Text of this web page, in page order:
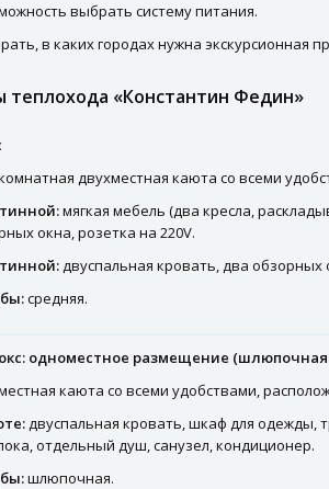
выбрать систему питания.
в каких городах нужна экскурсионная
теплохода «Константин Федин»
двухместная каюта со всеми
мягкая мебель (два кресла,
окна, розетка на 220V.
двуспальная кровать, два обзорных
средняя.
одноместное размещение (шлюпочная
каюта со всеми удобствами,
двуспальная кровать, шкаф для одежды,
отдельный душ, санузел, кондиционер.
шлюпочная.